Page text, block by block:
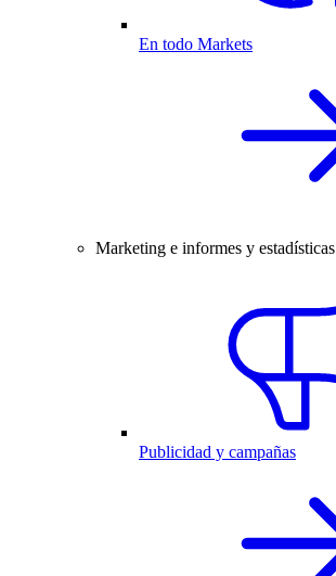
En todo Markets
Marketing e informes y estadísticas
Publicidad y campañas